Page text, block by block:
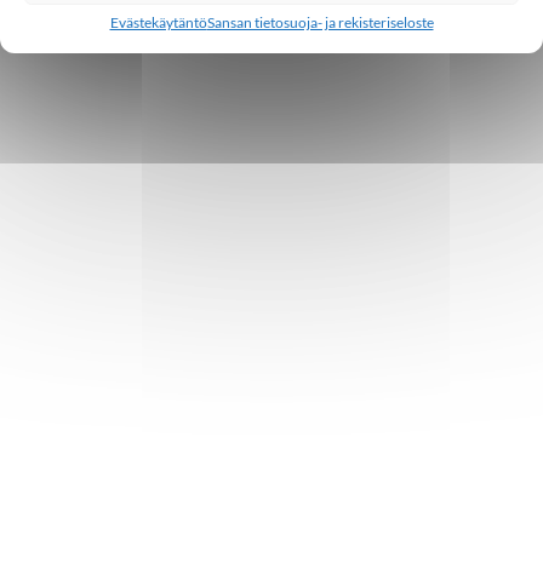
EvästekäytäntöSansan tietosuoja- ja rekisteriseloste